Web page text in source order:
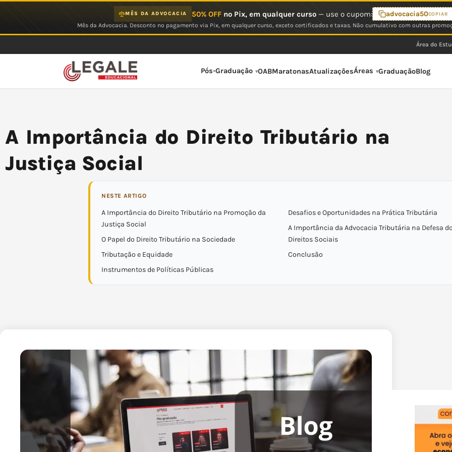
MÊS DA ADVOCACIA 50% OFFno Pix, em qualquer curso— use o cupom: advocacia50COPIAR
Mês da Advocacia. Desconto no pagamento via Pix, em qualquer curso, exceto certificados e taxas. Não cumulativo com outras
Área do
Pós-Graduação OABMaratonasAtualizaçõesÁreas GraduaçãoBlog
A Importância do Direito Tributário na
Justiça Social
NESTE ARTIGO
A Importância do Direito Tributário na Promoção da
Justiça Social
O Papel do Direito Tributário na Sociedade
Tributação e Equidade
Instrumentos de Políticas Públicas
Desafios e Oportunidades na Prática Tributária
A Importância da Advocacia Tributária na Defesa
Direitos Sociais
Conclusão